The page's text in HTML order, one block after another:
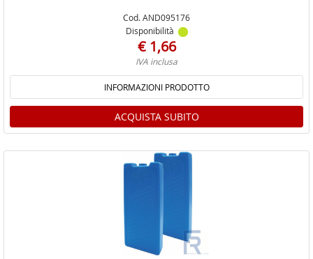
Cod. AND095176
Disponibilità
€ 1,66
IVA inclusa
INFORMAZIONI PRODOTTO
ACQUISTA SUBITO